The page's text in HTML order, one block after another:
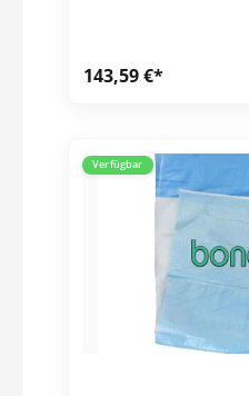
143,59 €*
Verfügbar